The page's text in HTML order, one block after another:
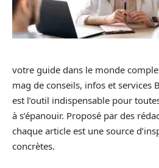
votre guide dans le monde
mag de conseils, infos et services
est l’outil indispensable pour
à s’épanouir. Proposé par des
chaque article est une source
concrètes.